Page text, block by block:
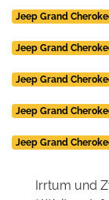
Jeep Grand
Jeep Grand
Jeep Grand
Jeep Grand
Jeep Grand
Irrtum und